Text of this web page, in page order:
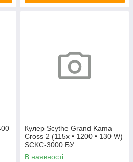
Кулер Scythe Grand Kama
Cross 2 (115x • 1200 • 130 W)
SCKC-3000 БУ
В наявності